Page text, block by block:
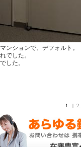
ンションで、デフォルト。
でした。
した。
1 | 2